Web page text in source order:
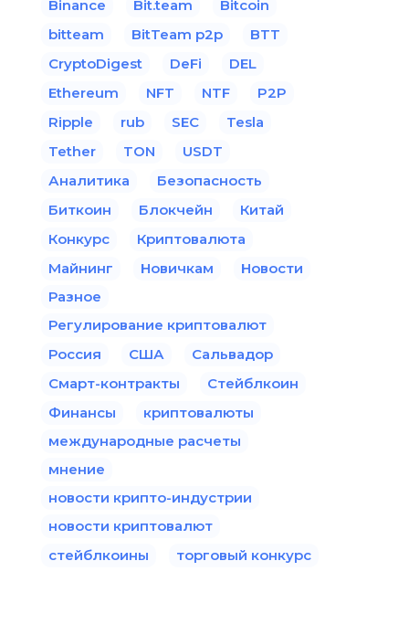
Binance Bit.team
Bitcoin
bitteam
BitTeam p2p
BTT
CryptoDigest
DeFi
DEL
Ethereum
NFT NTF
P2P
Ripple
rub SEC
Tesla
Tether
TON
USDT
Аналитика
Безопасность
Биткоин
Блокчейн
Китай
Конкурс
Криптовалюта
Майнинг
Новичкам
Новости
Разное
Регулирование криптовалют
Россия
США
Сальвадор
Смарт-контракты
Стейблкоин
Финансы
криптовалюты
международные расчеты
мнение
новости крипто-индустрии
новости криптовалют
стейблкоины
торговый конкурс